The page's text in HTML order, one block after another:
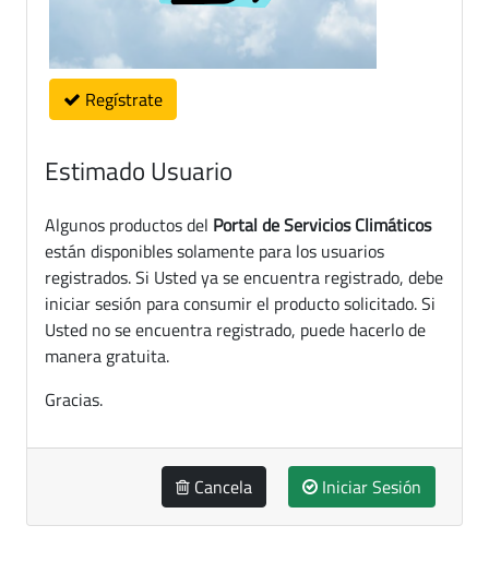
Regístrate
Estimado Usuario
Algunos productos del Portal de Servicios Climáticos
están disponibles solamente para los usuarios
registrados. Si Usted ya se encuentra registrado, debe
iniciar sesión para consumir el producto solicitado. Si
Usted no se encuentra registrado, puede hacerlo de
manera gratuita.
Gracias.
Cancela Iniciar Sesión